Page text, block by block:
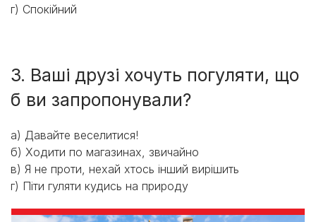
г) Спокійний
3. Ваші друзі хочуть погуляти, що
б ви запропонували?
а) Давайте веселитися!
б) Ходити по магазинах, звичайно
в) Я не проти, нехай хтось інший вирішить
г) Піти гуляти кудись на природу